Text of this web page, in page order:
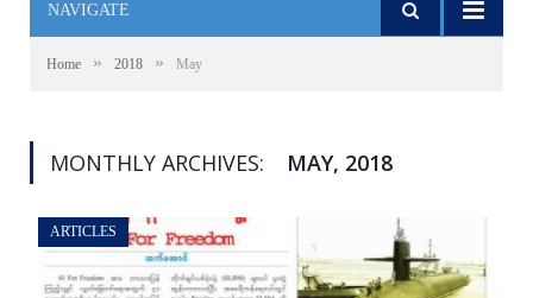
NAVIGATE
Home » 2018 » May
MONTHLY ARCHIVES: MAY, 2018
ARTICLES